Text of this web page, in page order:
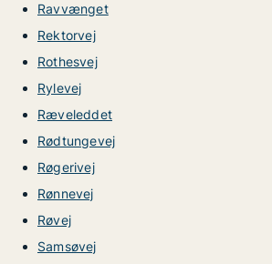
Ravvænget
Rektorvej
Rothesvej
Rylevej
Ræveleddet
Rødtungevej
Røgerivej
Rønnevej
Røvej
Samsøvej